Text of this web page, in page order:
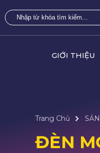
GIỚI THIỆU
Trang Chủ
ĐÈN